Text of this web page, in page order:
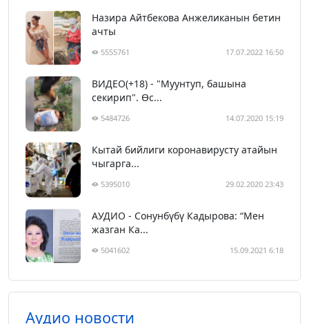
Назира Айтбекова Анжеликанын бетин
ачты
5555761 17.07.2022 16:50
ВИДЕО(+18) - "Муунтуп, башына
секирип". Өс...
5484726 14.07.2020 15:19
Кытай бийлиги коронавирусту атайын
чыгарга...
5395010 29.02.2020 23:43
АУДИО - Сонунбүбү Кадырова: “Мен
жазган Ка...
5041602 15.09.2021 6:18
Аудио новости